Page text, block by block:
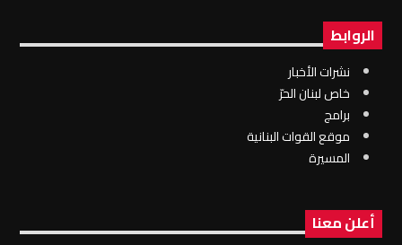
الروابط
نشرات الأخبار
خاص لبنان الحرّ
برامج
موقع القوات البنانية
المسيرة
أعلن معنا